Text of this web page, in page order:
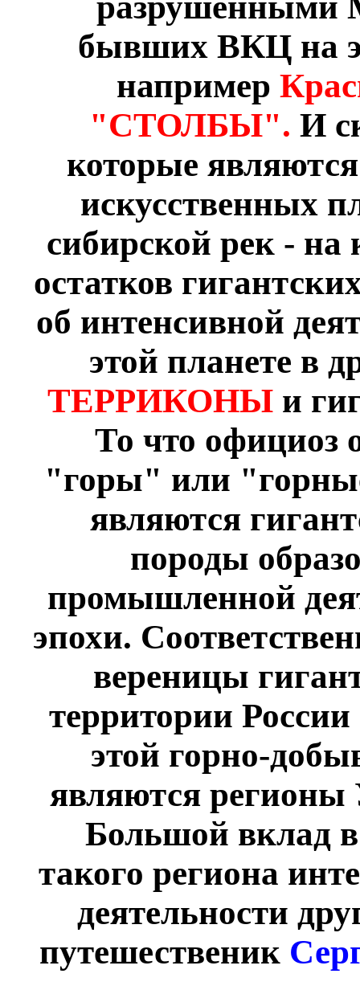
бывших ВКЦ на
например
"СТОЛБЫ". И
которые
искусственных
сибирской рек - на
остатков
об интенсивной
этой планете в
ТЕРРИКОНЫ и
То что официоз
"горы" или
являются
породы
промышленной
эпохи.
вереницы
территории
этой горно-
являются
Большой вклад
такого региона
деятельности
путешественик